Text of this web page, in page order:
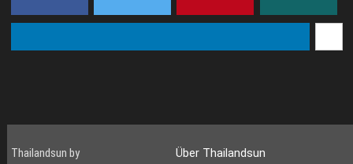
Thailandsun by
Über Thailandsun